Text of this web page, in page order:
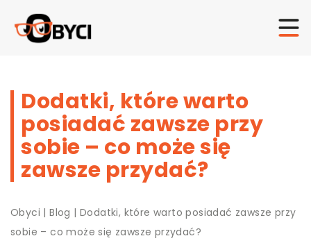
Dodatki, które warto
posiadać zawsze przy
sobie – co może się
zawsze przydać?
Obyci |Blog |Dodatki, które warto posiadać zawsze przy
sobie – co może się zawsze przydać?